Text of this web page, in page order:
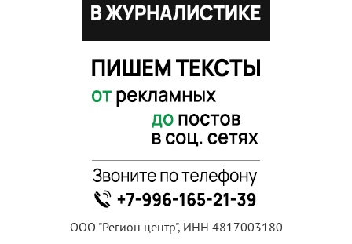
ООО "Регион центр", ИНН 4817003180